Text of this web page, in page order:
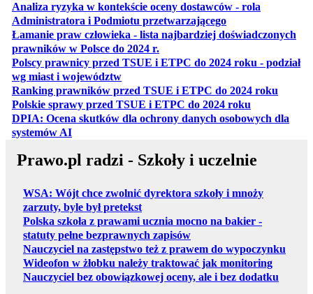
Analiza ryzyka w kontekście oceny dostawców - rola
Administratora i Podmiotu przetwarzającegootwiera się w
Łamanie praw człowieka - lista najbardziej doświadczonych
prawników w Polsce do 2024 r.
Polscy prawnicy przed TSUE i ETPC do 2024 roku - podział
wg miast i województwotwiera się w nowej karcie
Ranking prawników przed TSUE i ETPC do 2024 roku
Polskie sprawy przed TSUE i ETPC do 2024 roku
DPIA: Ocena skutków dla ochrony danych osobowych dla
systemów AIotwiera się w nowej karcie
Prawo.pl radzi - Szkoły i uczelnie
WSA: Wójt chce zwolnić dyrektora szkoły i mnoży
zarzuty, byle był pretekst
Polska szkoła z prawami ucznia mocno na bakier -
statuty pełne bezprawnych zapisów
Nauczyciel na zastępstwo też z prawem do wypoczynku
Wideofon w żłobku należy traktować jak monitoring
Nauczyciel bez obowiązkowej oceny, ale i bez dodatku